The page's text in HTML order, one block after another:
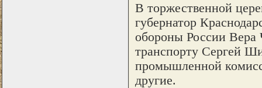
В торжественной
губернатор
обороны России Вера
транспорту Сергей
промышленной
другие.